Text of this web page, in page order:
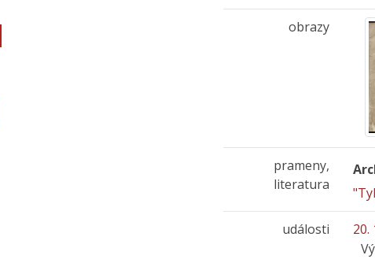
obrazy
prameny,
literatura
události
20.